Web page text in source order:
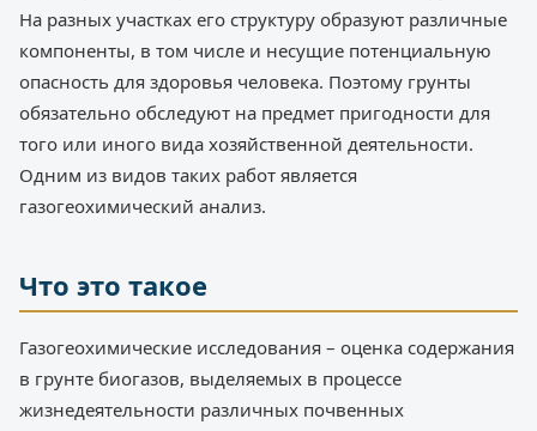
На разных участках его структуру образуют различные
компоненты, в том числе и несущие потенциальную
опасность для здоровья человека. Поэтому грунты
обязательно обследуют на предмет пригодности для
того или иного вида хозяйственной деятельности.
Одним из видов таких работ является
газогеохимический анализ.
Что это такое
Газогеохимические исследования – оценка содержания
в грунте биогазов, выделяемых в процессе
жизнедеятельности различных почвенных